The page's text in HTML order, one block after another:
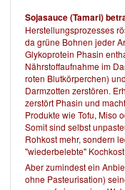
Sojasauce (Tamari)
Herstellungsprozesses
da grüne Bohnen jeder
Glykoprotein Phasin
Nährstoffaufnahme im
roten Blutkörperchen)
Darmzotten zerstören.
zerstört Phasin und
Produkte wie Tofu, Miso
Somit sind selbst
Rohkost mehr, sondern
"wiederbelebte" Kochkost.
Aber zumindest ein
ohne Pasteurisation)